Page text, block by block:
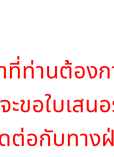
ท่านต้องก
ะขอใบเส
ต่อกับทาง